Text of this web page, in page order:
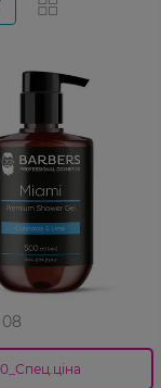
0_Спец.ціна